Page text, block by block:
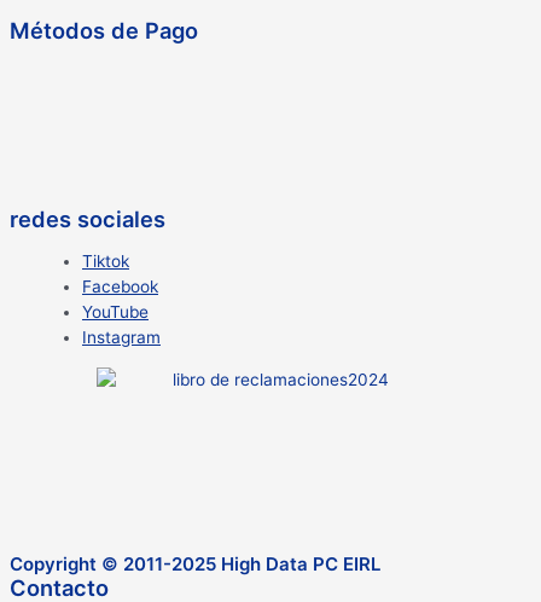
Métodos de Pago
redes sociales
Tiktok
Facebook
YouTube
Instagram
Copyright © 2011-2025 High Data PC EIRL
Contacto